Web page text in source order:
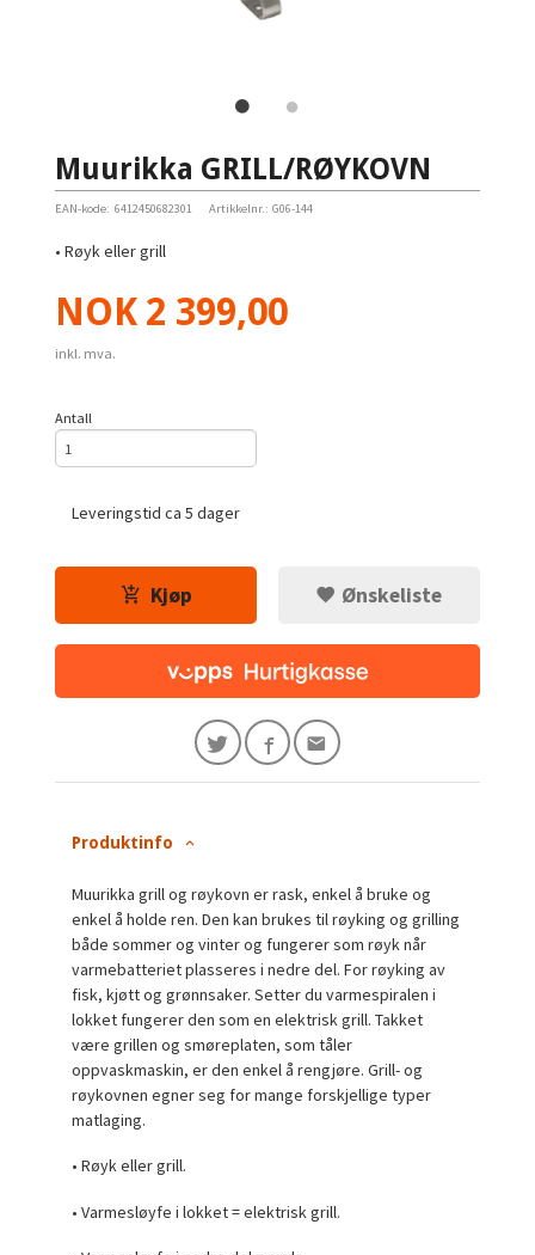
Muurikka GRILL/RØYKOVN
EAN-kode: 6412450682301 Artikkelnr.: G06-144
• Røyk eller grill
Pris
NOK 2 399,00
inkl. mva.
Antall
Leveringstid ca 5 dager
Kjøp Ønskeliste
Produktinfo
Muurikka grill og røykovn er rask, enkel å bruke og
enkel å holde ren. Den kan brukes til røyking og grilling
både sommer og vinter og fungerer som røyk når
varmebatteriet plasseres i nedre del. For røyking av
fisk, kjøtt og grønnsaker. Setter du varmespiralen i
lokket fungerer den som en elektrisk grill. Takket
være grillen og smøreplaten, som tåler
oppvaskmaskin, er den enkel å rengjøre. Grill- og
røykovnen egner seg for mange forskjellige typer
matlaging.
• Røyk eller grill.
• Varmesløyfe i lokket = elektrisk grill.